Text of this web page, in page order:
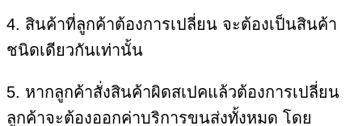
4. สินค้าที่ลูกค้าต้องการเปลี่ยน จะต้องเป็นสินค้า
ชนิดเดียวกันเท่านั้น
5. หากลูกค้าสั่งสินค้าผิดสเปคแล้วต้องการเปลี่ยน
ลูกค้าจะต้องออกค่าบริการขนส่งทั้งหมด โดย